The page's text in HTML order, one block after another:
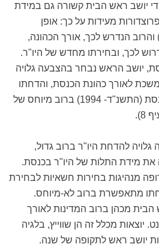
יושב ראש הבית קשורה גם במידת
מעידות על כך: אופן
הנדרש לכך, אורך הכהונה,
לכך, ובחירתו מחדש של היו"ר.
יושב הראש נבחר בהצבעה גלויה
לאורך כהונת הכנסת, והדחתו
מתאפשרת על-פי חוק הכנסת (התשנ"ד- 1994) ברוב מיוחס של
גלויה להדחת היו"ר ברוב גדול,
את מידת התלות של היו"ר בכנסת.
מנהיגות בחירות חשאיות לבחירת
מתאפשרת ברוב לא-מיוחס.
מכהן ברוב המדינות לאורך
יוצאות מכלל זה הן שווייץ, בלגיה
יושב ראש לתקופה של שנה.